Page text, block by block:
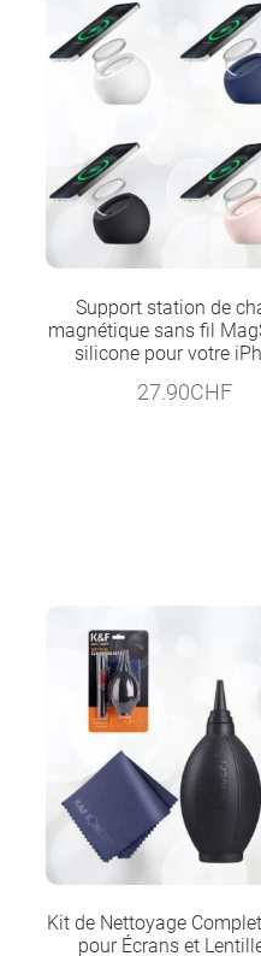
Support station de
magnétique sans fil
silicone pour votre
27.90CHF
Kit de Nettoyage
pour Écrans et